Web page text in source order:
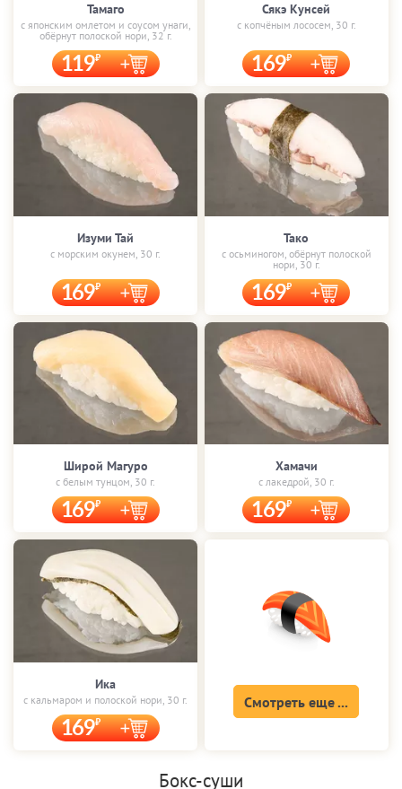
Тамаго
с японским омлетом и соусом унаги,
обёрнут полоской нори, 32 г.
119
Сякэ Кунсей
с копчёным лососем, 30 г.
169
Изуми Тай
с морским окунем, 30 г.
169
Тако
с осьминогом, обёрнут полоской
нори, 30 г.
169
Широй Магуро
с белым тунцом, 30 г.
169
Хамачи
с лакедрой, 30 г.
169
Ика
с кальмаром и полоской нори, 30 г.
169
Смотреть еще ...
Бокс-суши